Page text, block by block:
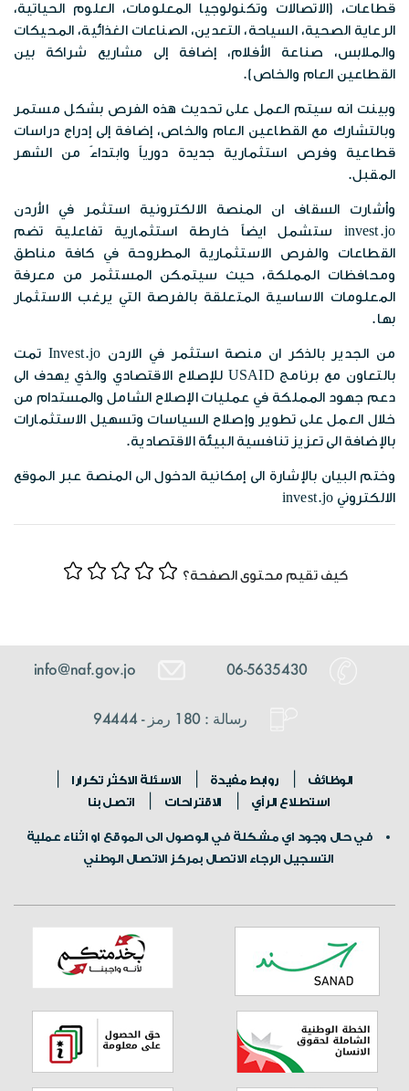
قطاعات، (الاتصالات وتكنولوجيا المعلومات، العلوم الحياتية،
الرعاية الصحية، السياحة، التعدين، الصناعات الغذائية، المحيكات
والملابس، صناعة الأفلام، إضافة إلى مشاريع شراكة بين
القطاعين العام والخاص).
وبينت انه سيتم العمل على تحديث هذه الفرص بشكل مستمر
وبالتشارك مع القطاعين العام والخاص، إضافة إلى إدراج دراسات
قطاعية وفرص استثمارية جديدة دورياً وابتداءً من الشهر
المقبل.
وأشارت السقاف ان المنصة الالكترونية استثمر في الأردن
invest.jo ستشمل ايضاً خارطة استثمارية تفاعلية تضم
القطاعات والفرص الاستثمارية المطروحة في كافة مناطق
ومحافظات المملكة، حيث سيتمكن المستثمر من معرفة
المعلومات الاساسية المتعلقة بالفرصة التي يرغب الاستثمار
بها.
من الجدير بالذكر ان منصة استثمر في الاردن Invest.jo تمت
بالتعاون مع برنامج USAID للإصلاح الاقتصادي والذي يهدف الى
دعم جهود المملكة في عمليات الإصلاح الشامل والمستدام من
خلال العمل على تطوير وإصلاح السياسات وتسهيل الاستثمارات
بالإضافة الى تعزيز تنافسية البيئة الاقتصادية.
وختم البيان بالإشارة الى إمكانية الدخول الى المنصة عبر الموقع
الالكتروني invest.jo
كيف تقيم محتوى الصفحة؟
06-5635430
رسالة : 180 رمز - 94444
الوظائف روابط مفيدة
الاسئلة الاكثر تكرارا
استطلاع الرأي
الاقتراحات اتصل بنا
في حال وجود اي مشكلة في الوصول الى الموقع او اثناء عملية
التسجيل الرجاء الاتصال بمركز الاتصال الوطني